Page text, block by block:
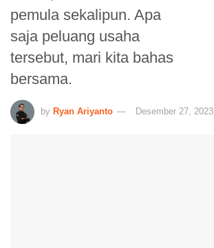
pemula sekalipun. Apa
saja peluang usaha
tersebut, mari kita bahas
bersama.
by Ryan Ariyanto Desember 27, 2023